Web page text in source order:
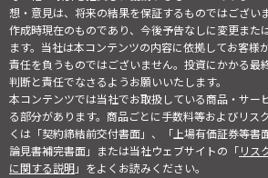
想・意見は、将来の結果を保証するものではござい
作成時現在のものであり、今後予告なしに変更また
ます。当社は本コンテンツの内容に依拠してお客様
責任を負うものではございません。投資にかかる最
判断と責任でなさるようお願いいたします。
本コンテンツでは当社でお取扱している商品・サー
る部分があります。商品ごとに手数料等およびリス
くは「契約締結前交付書面」、「上場有価証券等書
論見書補完書面」または当社ウェブサイトの「リス
に関する説明」をよくお読みください。